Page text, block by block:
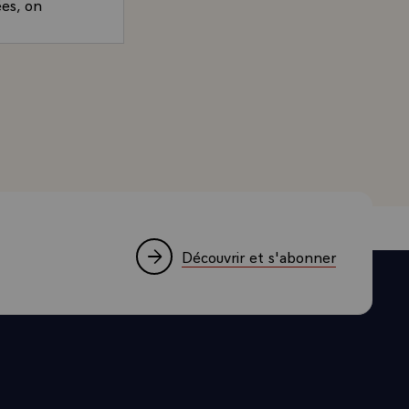
vous
Président de la République, accordée à TF1 le 14
Découvrir et s'abonner